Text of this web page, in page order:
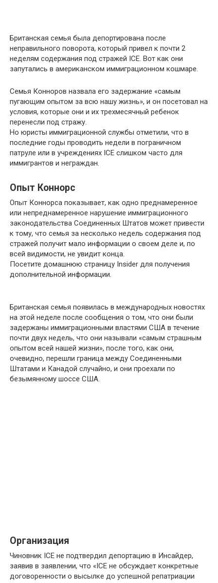
Британская семья была депортирована после
неправильного поворота, который привел к почти 2
неделям содержания под стражей ICE. Вот как они
запутались в американском иммиграционном кошмаре.
Семья Конноров назвала его задержание «самым
пугающим опытом за всю нашу жизнь», и он посетовал на
условия, которые они и их трехмесячный ребенок
перенесли под стражу.
Но юристы иммиграционной службы отметили, что в
последние годы проводить недели в пограничном
патруле или в учреждениях ICE слишком часто для
иммигрантов и неграждан.
Опыт Коннорс
Опыт Коннорса показывает, как одно преднамеренное
или непреднамеренное нарушение иммиграционного
законодательства Соединенных Штатов может привести
к тому, что семья за несколько недель содержания под
стражей получит мало информации о своем деле и, по
всей видимости, не увидит конца.
Посетите домашнюю страницу Insider для получения
дополнительной информации.
Британская семья появилась в международных новостях
на этой неделе после сообщения о том, что они были
задержаны иммиграционными властями США в течение
почти двух недель, что они называли «самым страшным
опытом всей нашей жизни», после того, как они,
очевидно, перешли граница между Соединенными
Штатами и Канадой случайно, и они проехали по
безымянному шоссе США.
Организация
Чиновник ICE не подтвердил депортацию в Инсайдер,
заявив в заявлении, что «ICE не обсуждает конкретные
договоренности о высылке до успешной репатриации